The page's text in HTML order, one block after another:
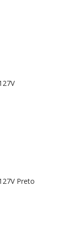
Preto